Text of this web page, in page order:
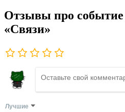
Отзывы про
«Связи»
Лучшие